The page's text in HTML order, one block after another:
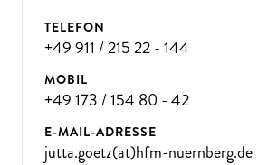
TELEFON
+49 911 / 215 22 - 144
MOBIL
+49 173 / 154 80 - 42
E-MAIL-ADRESSE
jutta.goetz(at)hfm-nuernberg.de